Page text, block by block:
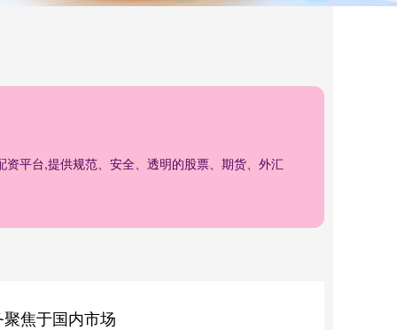
平台,提供规范、安全、透明的股票、期货、外汇
焦于国内市场